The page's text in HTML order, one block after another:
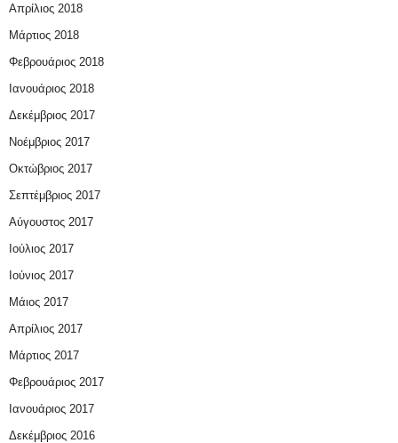
Απρίλιος 2018
Μάρτιος 2018
Φεβρουάριος 2018
Ιανουάριος 2018
Δεκέμβριος 2017
Νοέμβριος 2017
Οκτώβριος 2017
Σεπτέμβριος 2017
Αύγουστος 2017
Ιούλιος 2017
Ιούνιος 2017
Μάιος 2017
Απρίλιος 2017
Μάρτιος 2017
Φεβρουάριος 2017
Ιανουάριος 2017
Δεκέμβριος 2016